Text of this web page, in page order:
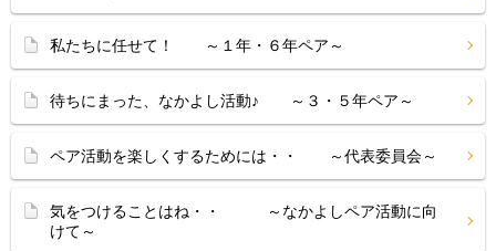
私たちに任せて！ ～１年・６年ペア～
待ちにまった、なかよし活動♪ ～３・５年ペア～
ペア活動を楽しくするためには・・ ～代表委員会～
気をつけることはね・・ ～なかよしペア活動に向
けて～